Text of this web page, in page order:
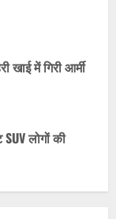
खाई में गिरी आर्मी
लोगों की